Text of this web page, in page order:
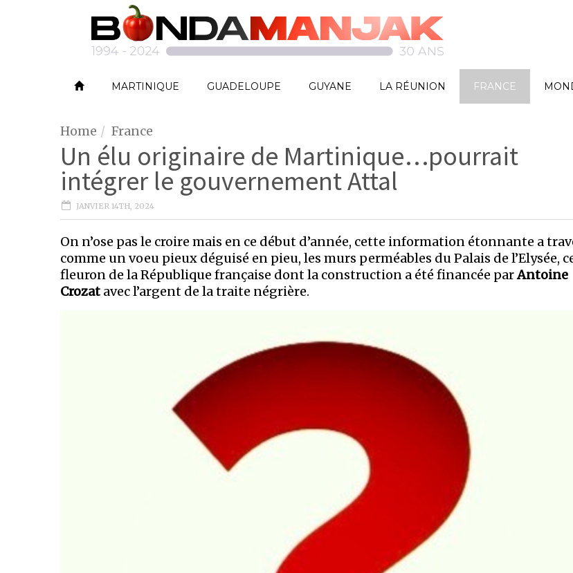
MARTINIQUE GUADELOUPE GUYANE LA RÉUNION FRANCE
Home France
Un élu originaire de Martinique…pourrait
intégrer le gouvernement Attal
JANVIER 14TH, 2024
On n’ose pas le croire mais en ce début d’année, cette information étonnante a
comme un voeu pieux déguisé en pieu, les murs perméables du Palais de l’Elysée,
fleuron de la République française dont la construction a été financée parAntoine
Crozat avec l’argent de la traite négrière.